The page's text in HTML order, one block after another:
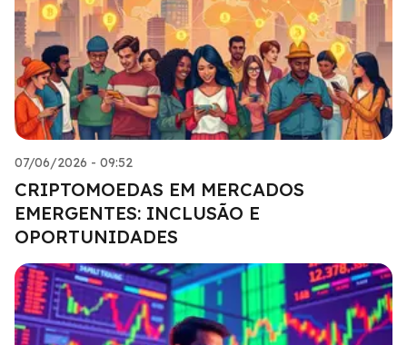
07/06/2026 - 09:52
CRIPTOMOEDAS EM MERCADOS
EMERGENTES: INCLUSÃO E
OPORTUNIDADES